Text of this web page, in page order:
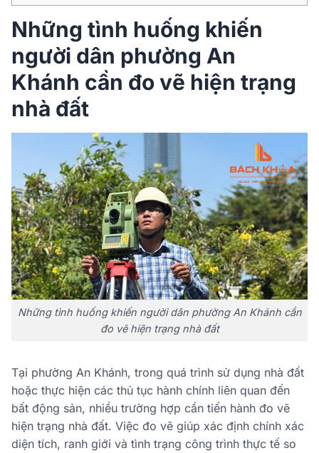
Những tình huống khiến
người dân phường An
Khánh cần đo vẽ hiện trạng
nhà đất
Những tình huống khiến người dân phường An Khánh cần
đo vẽ hiện trạng nhà đất
Tại phường An Khánh, trong quá trình sử dụng nhà đất
hoặc thực hiện các thủ tục hành chính liên quan đến
bất động sản, nhiều trường hợp cần tiến hành đo vẽ
hiện trạng nhà đất. Việc đo vẽ giúp xác định chính xác
diện tích, ranh giới và tình trạng công trình thực tế so